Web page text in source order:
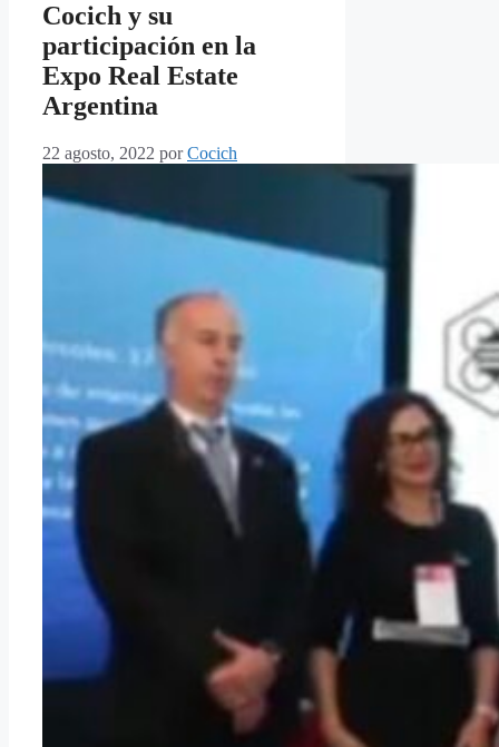
Cocich y su
participación en la
Expo Real Estate
Argentina
22 agosto, 2022 porCocich